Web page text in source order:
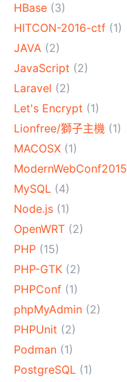
HBase (3)
HITCON-2016-ctf (1)
JAVA (2)
JavaScript (2)
Laravel (2)
Let's Encrypt (1)
Lionfree/獅子主機 (1)
MACOSX (1)
ModernWebConf2015
MySQL (4)
Node.js (1)
OpenWRT (2)
PHP (15)
PHP-GTK (2)
PHPConf (1)
phpMyAdmin (2)
PHPUnit (2)
Podman (1)
PostgreSQL (1)